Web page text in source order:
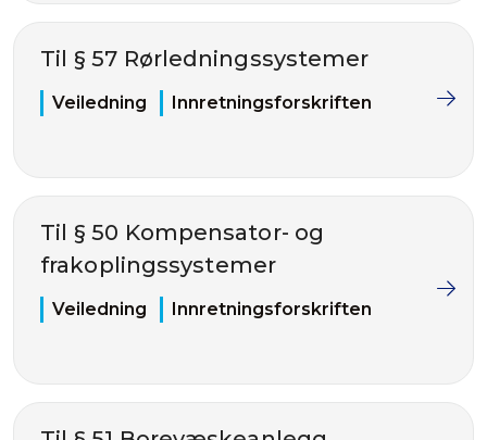
Til § 57 Rørledningssystemer
Veiledning Innretningsforskriften
Til § 50 Kompensator- og
frakoplingssystemer
Veiledning Innretningsforskriften